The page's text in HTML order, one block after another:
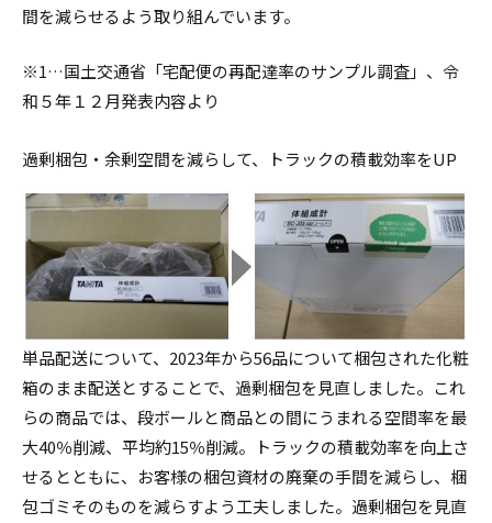
間を減らせるよう取り組んでいます。
※1…国土交通省「宅配便の再配達率のサンプル調査」、令
和５年１２月発表内容より
過剰梱包・余剰空間を減らして、トラックの積載効率をUP
単品配送について、2023年から56品について梱包された化粧
箱のまま配送とすることで、過剰梱包を見直しました。これ
らの商品では、段ボールと商品との間にうまれる空間率を最
大40％削減、平均約15％削減。トラックの積載効率を向上さ
せるとともに、お客様の梱包資材の廃棄の手間を減らし、梱
包ゴミそのものを減らすよう工夫しました。過剰梱包を見直